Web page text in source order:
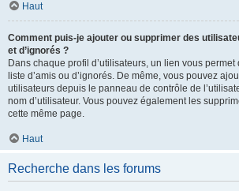
Haut
Comment puis-je ajouter ou supprimer des
et d’ignorés ?
Dans chaque profil d’utilisateurs, un lien vous permet
liste d’amis ou d’ignorés. De même, vous pouvez
utilisateurs depuis le panneau de contrôle de
nom d’utilisateur. Vous pouvez également les
cette même page.
Haut
Recherche dans les forums